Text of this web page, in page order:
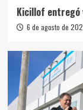
Kicillof entregó
6 de agosto de